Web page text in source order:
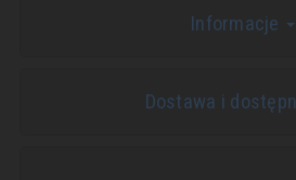
Informacje
Dostawa i